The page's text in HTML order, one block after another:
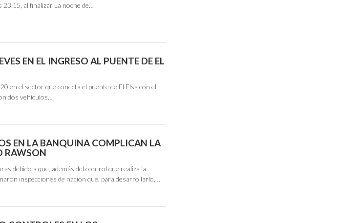
al finalizar La noche de…
EN EL INGRESO AL PUENTE DE EL
en el sector que conecta el puente de El Elsa con el
dos vehículos…
EN LA BANQUINA COMPLICAN LA
RAWSON
debido a que, además del control que realiza la
inspecciones de nación que, para desarrollarlo,…